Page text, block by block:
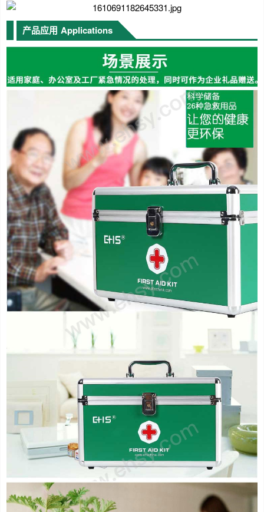
产品应用 Applications